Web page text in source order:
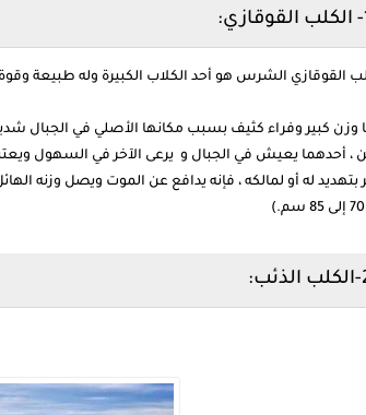
القوقازي الشرس هو أحد الكلاب الكبيرة وله طبيعة
وزن كبير وفراء كثيف بسبب مكانها الأصلي في الجبال
، أحدهما يعيش في الجبال و يرعى الآخر في السهول